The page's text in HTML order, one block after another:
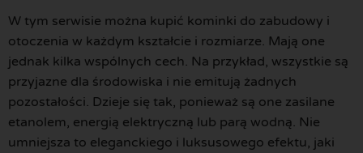
W tym serwisie można kupić kominki do zabudowy i
otoczenia w każdym kształcie i rozmiarze. Mają one
jednak kilka wspólnych cech. Na przykład, wszystkie są
przyjazne dla środowiska i nie emitują żadnych
pozostałości. Dzieje się tak, ponieważ są one zasilane
etanolem, energią elektryczną lub parą wodną. Nie
umniejsza to eleganckiego i luksusowego efektu, jaki